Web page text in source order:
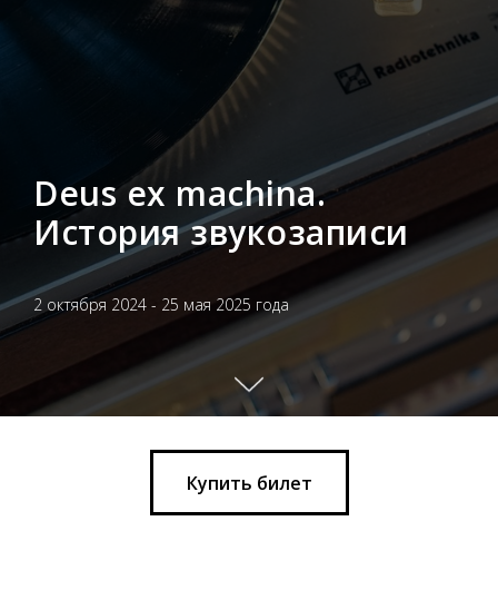
Deus ex machina.
История звукозаписи
2 октября 2024 - 25 мая 2025 года
Купить билет